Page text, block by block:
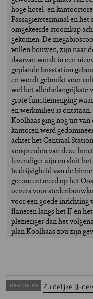
hoge hotel- en
Passagiersterminal en
omgekeerde stoomkap
gekomen. De
willen bouwen, zijn naar
daarvan wordt in een
geplande busstation
en wordt gebruikt voor
wel het allerbelangrijkste
grote functiemenging
en werkmilieu is ontstaan.
Koolhaas ging nog uit
kantoren werd
achter het Centraal
verspreiden van deze
levendiger zijn en sluit
bedrijvigheid van de
geconcentreerd op het
oevers voor
voor een goede inrichting
flaneren langs het IJ en
plezieriger dan het
plan Koolhaas zou zijn
TREFWOORD Zuidelijke IJ-